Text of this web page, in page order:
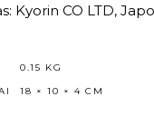
Kyorin CO LTD,
0.15 KG
18 × 10 × 4 CM